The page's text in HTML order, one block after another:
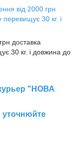
від 2000 грн
30 кг. і
доставка
30 кг. і довжина до
"НОВА
уточнюйте